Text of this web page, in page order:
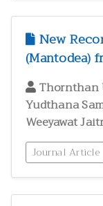
New
(Mantodea)
Thornthan
Yudthana
Weeyawat
Journal Article